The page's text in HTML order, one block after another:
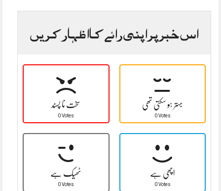
اس خبر پر اپنی رائے کا اظہار کریں
سخت نا پسند
0 Votes
بہتر ہو سکتی تھی
0 Votes
ٹھیک ہے
0 Votes
اچھی ہے
0 Votes